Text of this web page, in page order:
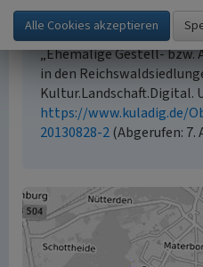
Bedingungen, die an
Empfohlene Zitierweise
„Ehemalige Gestell- bzw.
in den
Kultur.Landschaft.Digital.
https://www.kuladig.de/
20130828-2(Abgerufen: 7.